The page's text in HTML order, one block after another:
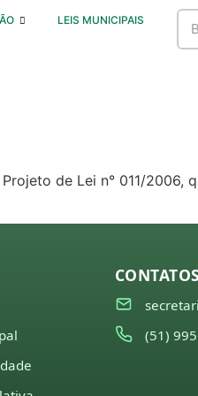
LEIS MUNICIPAIS
de Lei n° 011/2006,
CONTATOS
(51)